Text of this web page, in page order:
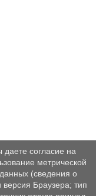
согласие на
метрической
(сведения о
Браузера; тип